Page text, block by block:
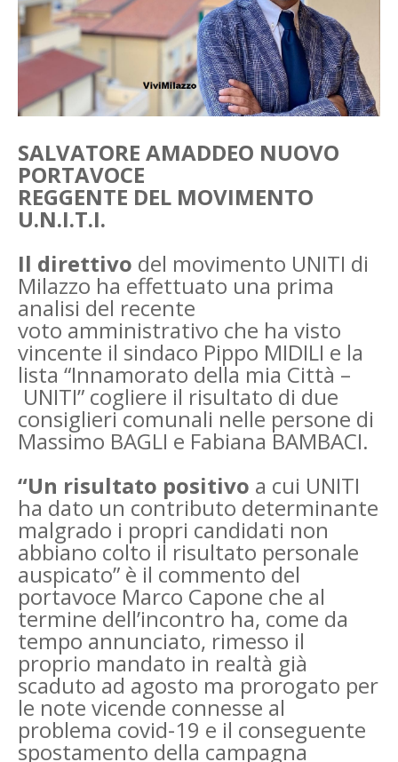
SALVATORE AMADDEO NUOVO
PORTAVOCE
REGGENTE DEL MOVIMENTO
U.N.I.T.I.
Il direttivo del movimento UNITI di
Milazzo ha effettuato una prima
analisi del recente
voto amministrativo che ha visto
vincente il sindaco Pippo MIDILI e la
lista “Innamorato della mia Città –
UNITI” cogliere il risultato di due
consiglieri comunali nelle persone di
Massimo BAGLI e Fabiana BAMBACI.
“Un risultato positivo a cui UNITI
ha dato un contributo determinante
malgrado i propri candidati non
abbiano colto il risultato personale
auspicato” è il commento del
portavoce Marco Capone che al
termine dell’incontro ha, come da
tempo annunciato, rimesso il
proprio mandato in realtà già
scaduto ad agosto ma prorogato per
le note vicende connesse al
problema covid-19 e il conseguente
spostamento della campagna